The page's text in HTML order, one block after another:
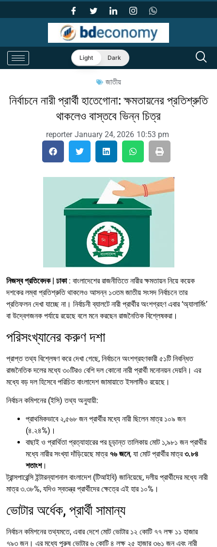
Light Dark
জাতীয়
নির্বাচনে নারী প্রার্থী হাতেগোনা: ক্ষমতায়নের প্রতিশ্রুতি
থাকলেও বাস্তবে ভিন্ন চিত্র
reporter January 24, 2026 10:53 pm
নিজস্ব প্রতিবেদক | ঢাকা: বাংলাদেশের রাজনীতিতে নারীর ক্ষমতায়ন নিয়ে কয়েক
দশকের লম্বা প্রতিশ্রুতি থাকলেও আসন্ন ১৩তম জাতীয় সংসদ নির্বাচনে তার
প্রতিফলন দেখা যাচ্ছে না। নির্বাচনী ব্যালটে নারী প্রার্থীর অংশগ্রহণ এবার ‘অ্যালার্মিং’
বা উদ্বেগজনক পর্যায়ে রয়েছে বলে মনে করছেন রাজনৈতিক বিশ্লেষকরা।
পরিসংখ্যানের করুণ দশা
প্রাপ্ত তথ্য বিশ্লেষণ করে দেখা গেছে, নির্বাচনে অংশগ্রহণকারী ৫১টি নিবন্ধিত
রাজনৈতিক দলের মধ্যে ৩০টিরও বেশি দল কোনো নারী প্রার্থী মনোনয়ন দেয়নি। এর
মধ্যে বড় দল হিসেবে পরিচিত বাংলাদেশ জামায়াতে ইসলামীও রয়েছে।
নির্বাচন কমিশনের (ইসি) তথ্য অনুযায়ী:
প্রাথমিকভাবে ২,৫৬৮ জন প্রার্থীর মধ্যে নারী ছিলেন মাত্র ১০৯ জন
(৪.২৪%)।
বাছাই ও প্রার্থিতা প্রত্যাহারের পর চূড়ান্ত তালিকায় মোট ১,৯৮১ জন প্রার্থীর
মধ্যে নারীর সংখ্যা দাঁড়িয়েছে মাত্র ৭৬ জনে, যা মোট প্রার্থীর মাত্র৩.৮৪
শতাংশ।
ট্রান্সপারেন্সি ইন্টারন্যাশনাল বাংলাদেশ (টিআইবি) জানিয়েছে, দলীয় প্রার্থীদের মধ্যে নারী
মাত্র ৩.৩৮%, যদিও স্বতন্ত্র প্রার্থীদের ক্ষেত্রে এই হার ১০%।
ভোটার অর্ধেক, প্রার্থী সামান্য
নির্বাচন কমিশনের তথ্যমতে, এবার দেশে মোট ভোটার ১২ কোটি ৭৭ লক্ষ ১১ হাজার
৭৯৩ জন। এর মধ্যে পুরুষ ভোটার ৬ কোটি ৪ লক্ষ ২৫ হাজার ৩৬১ জন এবং নারী